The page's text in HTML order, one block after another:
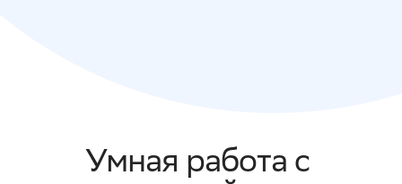
Умная работа с